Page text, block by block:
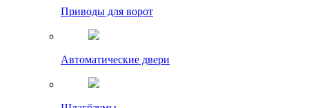
Приводы для ворот
Автоматические двери